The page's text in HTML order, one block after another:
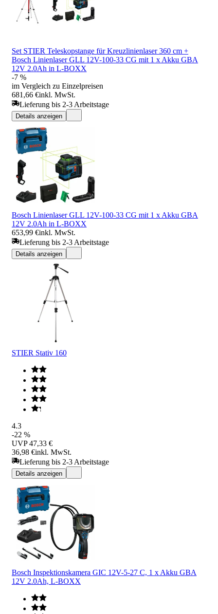
Set STIER Teleskopstange für Kreuzlinienlaser 360 cm +
Bosch Linienlaser GLL 12V-100-33 CG mit 1 x Akku GBA
12V 2.0Ah in L-BOXX
-7 %
im Vergleich zu Einzelpreisen
681,66 €inkl. MwSt.
Lieferung bis 2-3 Arbeitstage
Details anzeigen
Bosch Linienlaser GLL 12V-100-33 CG mit 1 x Akku GBA
12V 2.0Ah in L-BOXX
653,99 €inkl. MwSt.
Lieferung bis 2-3 Arbeitstage
Details anzeigen
STIER Stativ 160
4.3
-22 %
UVP 47,33 €
36,98 €inkl. MwSt.
Lieferung bis 2-3 Arbeitstage
Details anzeigen
Bosch Inspektionskamera GIC 12V-5-27 C, 1 x Akku GBA
12V 2.0Ah, L-BOXX